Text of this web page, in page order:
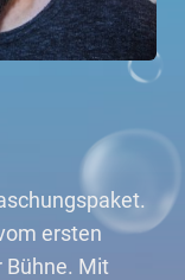
ersten
Bühne. Mit